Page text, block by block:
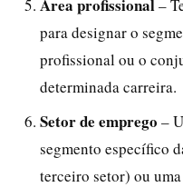
Área profissional–
para designar o
profissional ou o
determinada carreira.
Setor de emprego –
segmento específico
terceiro setor) ou